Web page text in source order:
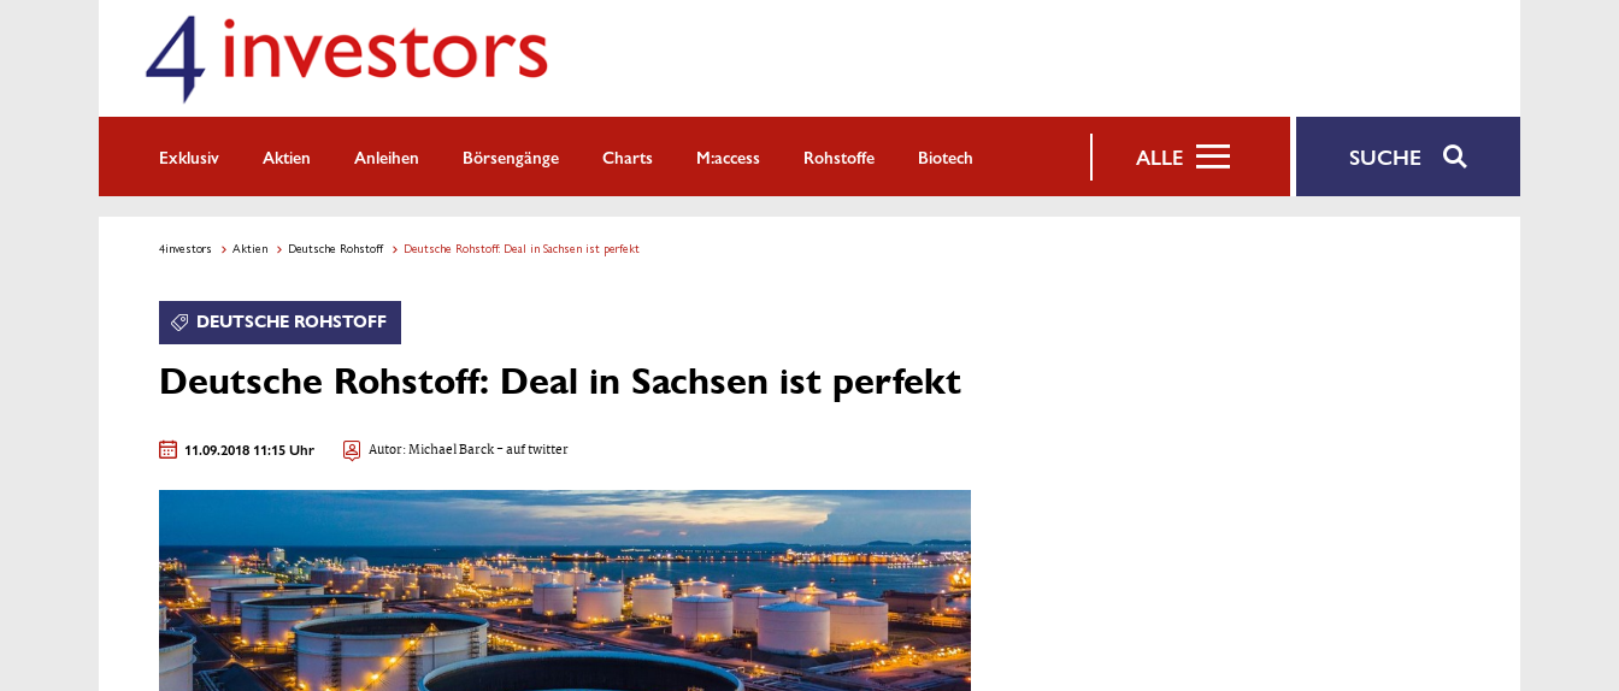
SUCHE
ALLE
Exklusiv Aktien Anleihen Börsengänge Charts M:access Rohstoffe Biotech
4investors Aktien Deutsche Rohstoff Deutsche Rohstoff: Deal in Sachsen ist perfekt
DEUTSCHE ROHSTOFF
Deutsche Rohstoff: Deal in Sachsen ist perfekt
11.09.2018 11:15 Uhr Autor:Michael Barck- auf twitter